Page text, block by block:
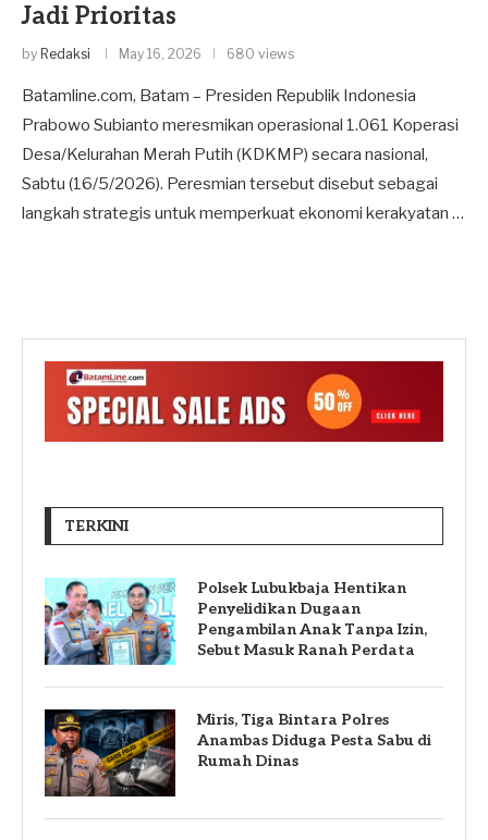
Jadi Prioritas
by Redaksi May 16, 2026 680 views
Batamline.com, Batam – Presiden Republik Indonesia
Prabowo Subianto meresmikan operasional 1.061 Koperasi
Desa/Kelurahan Merah Putih (KDKMP) secara nasional,
Sabtu (16/5/2026). Peresmian tersebut disebut sebagai
langkah strategis untuk memperkuat ekonomi kerakyatan …
TERKINI
Polsek Lubukbaja Hentikan
Penyelidikan Dugaan
Pengambilan Anak Tanpa Izin,
Sebut Masuk Ranah Perdata
Miris, Tiga Bintara Polres
Anambas Diduga Pesta Sabu di
Rumah Dinas